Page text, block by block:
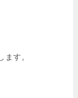
ます。